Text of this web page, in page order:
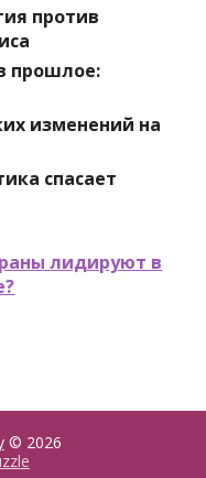
против
прошлое:
изменений на
спасает
лидируют в
© 2026